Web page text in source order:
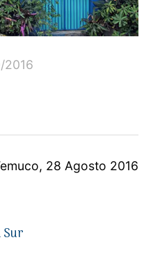
2016
28 Agosto 2016
Sur